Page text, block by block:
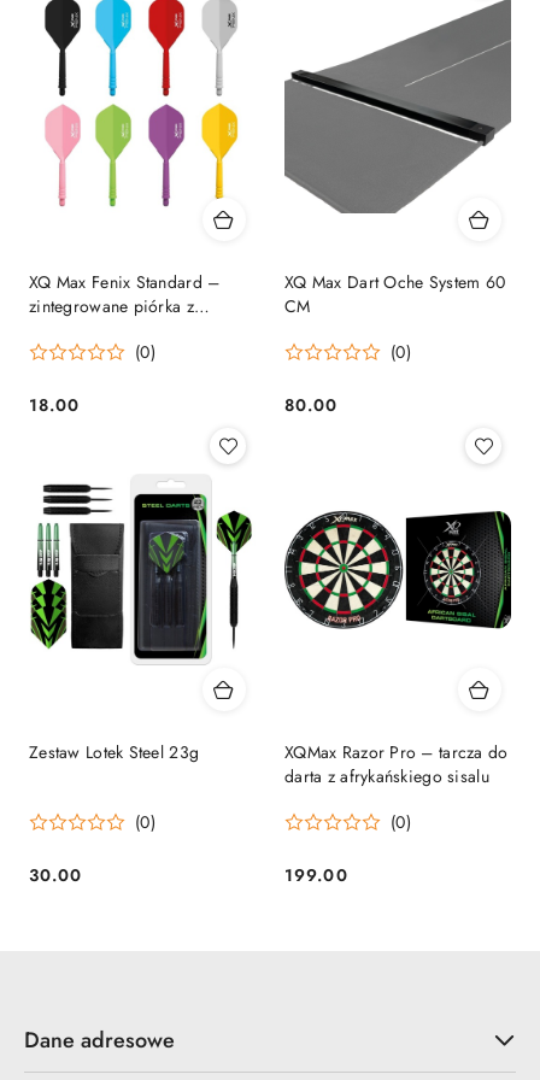
XQ Max Fenix Standard –
zintegrowane piórka z
(0)
Cena:
18.00
XQ Max Dart Oche System 60
CM
(0)
Cena:
80.00
Zestaw Lotek Steel 23g
(0)
Cena:
30.00
XQMax Razor Pro – tarcza do
darta z afrykańskiego sisalu
(0)
Cena:
199.00
Dane adresowe